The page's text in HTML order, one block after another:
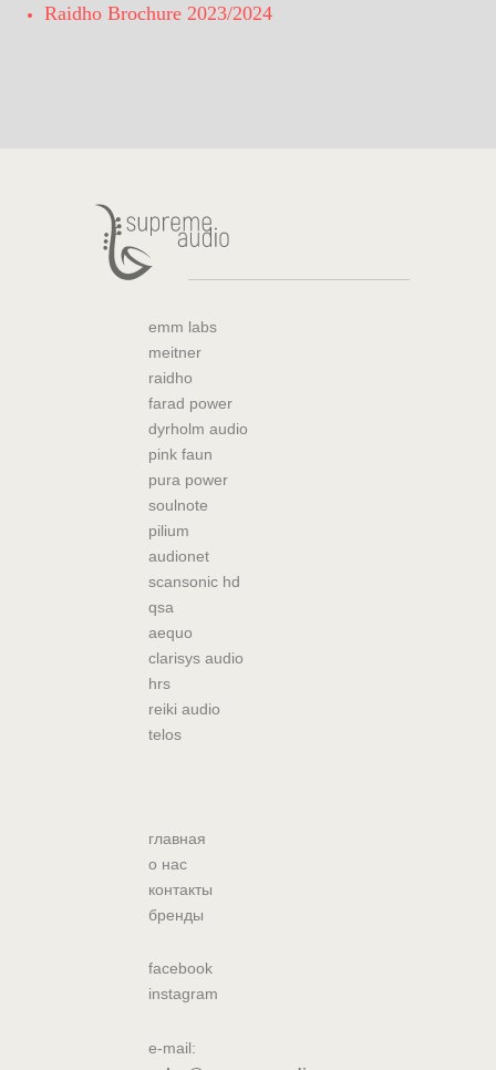
Raidho Brochure 2023/2024
emm labs
meitner
raidho
farad power
dyrholm audio
pink faun
pura power
soulnote
pilium
audionet
scansonic hd
qsa
aequo
clarisys audio
hrs
reiki audio
telos
главная
о нас
контакты
бренды
facebook
instagram
e-mail: